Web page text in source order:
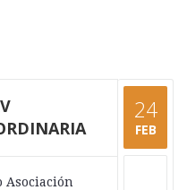
Asociación
24
FEB